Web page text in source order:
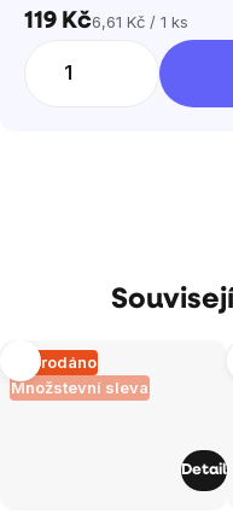
119 KčMěrná
6,61 Kč / 1 ks
Množstevní sleva
Vyprodáno
Detail